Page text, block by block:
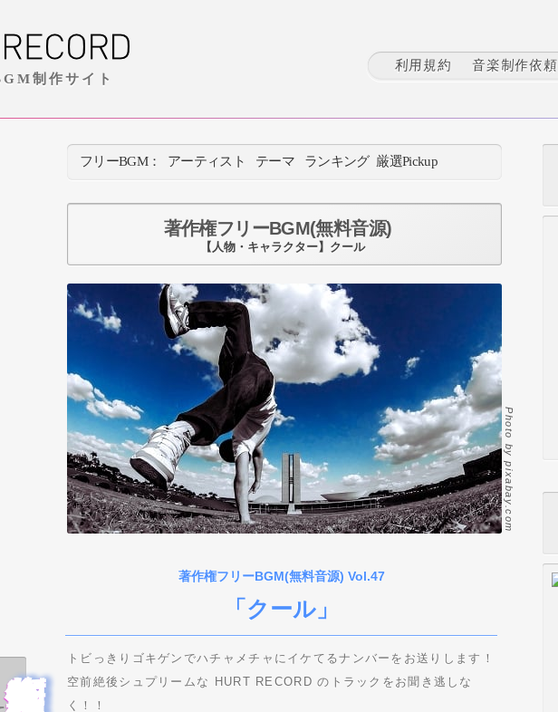
制作サイト
利用規約 音楽制作依頼
フリーBGM： アーティスト テーマ ランキング 厳選Pickup
著作権フリーBGM(無料音源)
【人物・キャラクター】クール
Photo by pixabay.com
著作権フリーBGM(無料音源) Vol.47
「クール」
トビっきりゴキゲンでハチャメチャにイケてるナンバーをお送りします！
空前絶後シュプリームな HURT RECORD のトラックをお聞き逃しな
く！！